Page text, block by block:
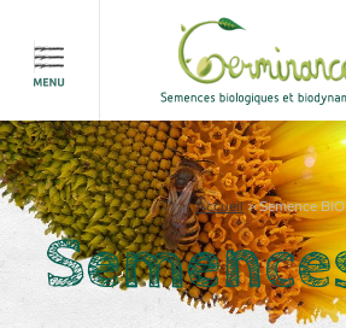
Accueil>Semence BIO